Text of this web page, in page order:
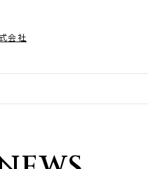
会社